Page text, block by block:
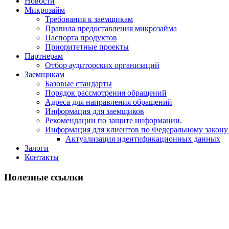
Микрозайм
Требования к заемщикам
Правила предоставления микрозайма
Паспорта продуктов
Приоритетные проекты
Партнерам
Отбор аудиторских организаций
Заемщикам
Базовые стандарты
Порядок рассмотрения обращений
Адреса для направления обращений
Информация для заемщиков
Рекомендации по защите информации.
Информация для клиентов по Федеральному
Актуализация идентификационных данных
Залоги
Контакты
Полезные ссылки